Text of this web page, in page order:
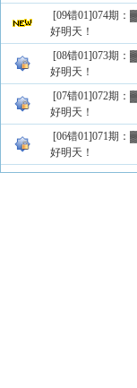
[09错01]074期
好明天！
[08错01]073期
好明天！
[07错01]072期
好明天！
[06错01]071期
好明天！